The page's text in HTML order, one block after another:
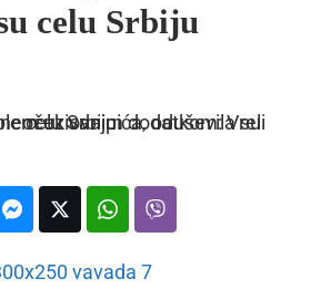
celu Srbiju